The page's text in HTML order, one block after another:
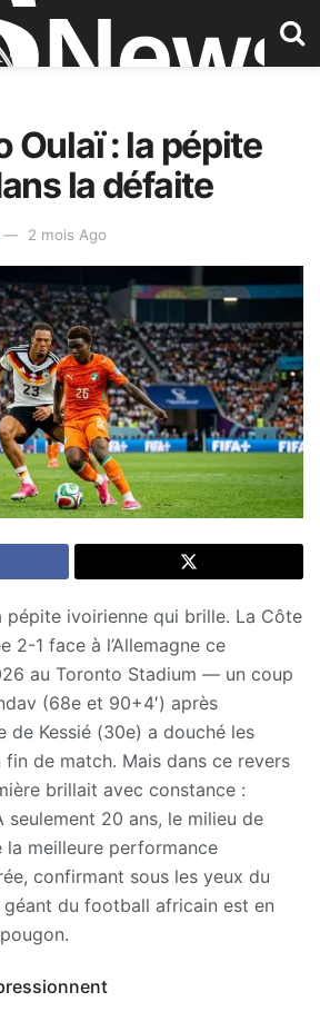
Oulaï : la pépite
la défaite
2 mois Ago
pépite ivoirienne qui brille. La Côte
2-1 face à l’Allemagne ce
au Toronto Stadium — un coup
(68e et 90+4′) après
de Kessié (30e) a douché les
de match. Mais dans ce revers
brillait avec constance :
seulement 20 ans, le milieu de
la meilleure performance
confirmant sous les yeux du
géant du football africain est en